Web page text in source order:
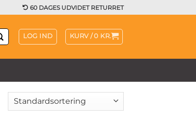
60 DAGES UDVIDET RETURRET
LOG IND KURV /0 KR.